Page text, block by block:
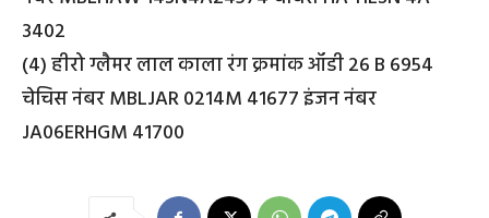
3402
(4) हीरो ग्लैमर लाल काला रंग क्रमांक ऑडी 26 B 6954
चेचिस नंबर MBLJAR 0214M 41677 इंजन नंबर
JA06ERHGM 41700